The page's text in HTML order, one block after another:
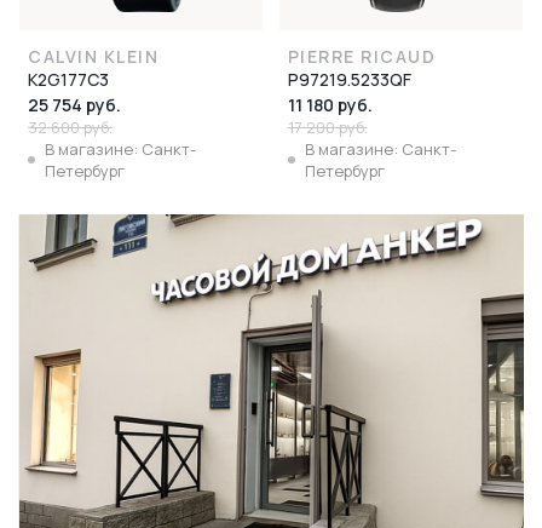
CALVIN KLEIN
K2G177C3
25 754 руб.
32 600 руб.
В магазине: Санкт-
Петербург
PIERRE RICAUD
P97219.5233QF
11 180 руб.
17 200 руб.
В магазине: Санкт-
Петербург